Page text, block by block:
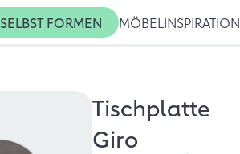
SELBST FORMEN MÖBEL INSPIRATION
Tischplatte
Giro